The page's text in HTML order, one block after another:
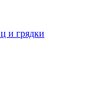
и грядки